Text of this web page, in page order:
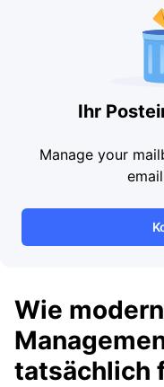
Ihr
Manage your
Wie
tatsächlich